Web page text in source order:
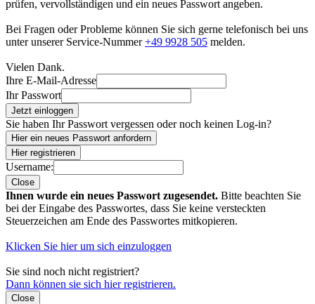
prüfen, vervollständigen und ein neues Passwort angeben.
Bei Fragen oder Probleme können Sie sich gerne telefonisch bei uns
unter unserer Service-Nummer+49 9928 505 melden.
Vielen Dank.
Ihre E-Mail-Adresse
Ihr Passwort
Jetzt einloggen
Sie haben Ihr Passwort vergessen oder noch keinen Log-in?
Hier ein neues Passwort anfordern
Hier registrieren
Username:
Close
Ihnen wurde ein neues Passwort zugesendet. Bitte beachten Sie
bei der Eingabe des Passwortes, dass Sie keine versteckten
Steuerzeichen am Ende des Passwortes mitkopieren.
Klicken Sie hier um sich einzuloggen
Sie sind noch nicht registriert?
Dann können sie sich hier registrieren.
Close